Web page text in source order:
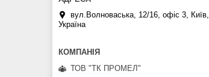
вул.Волноваська, 12/16, офіс 3, Київ,
Україна
ТОВ "ТК ПРОМЕЛ"